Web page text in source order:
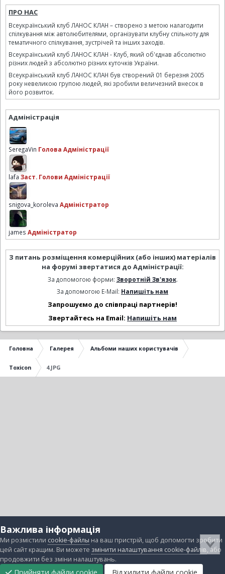
ПРО НАС
Всеукраїнський клуб ЛАНОС КЛАН – створено з метою налагодити
спілкування між автолюбителями, організувати клубну спільноту для
тематичного спілкування, зустрічей та інших заходів.
Всеукраїнський клуб ЛАНОС КЛАН - Клуб, який об'єднав абсолютно
різних людей з абсолютно різних куточків України.
Всеукраїнський клуб ЛАНОС КЛАН був створений 01 березня 2005
року невеликою групою людей, які зробили величезний внесок в
його розвиток.
Адміністрація
SeregaVin Голова Адміністрації
lafa Заст. Голови Адміністрації
snigova_koroleva Адміністратор
james Адміністратор
З питань розміщення комерційних (або інших) матеріалів
на форумі звертатися до Адміністрації:
За допомогою форми: Зворотній Зв'язок.
За допомогою E-Mail: Напишіть нам
Запрошуємо до співпраці партнерів!
Звертайтесь на Email: Напишіть нам
Головна Галерея Альбоми наших користувачів
Toxicon 4.JPG
Важлива інформація
Ми розмістили cookie-файлы на ваш пристрій, щоб допомогти зробити
цей сайт кращим. Ви можете змінити налаштування cookie-файлів, або
продовжити без зміни налаштувань.